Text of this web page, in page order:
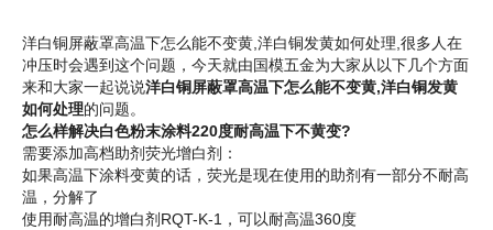
洋白铜屏蔽罩高温下怎么能不变黄,洋白铜发黄如何处理,很多人在
冲压时会遇到这个问题，今天就由国模五金为大家从以下几个方面
来和大家一起说说洋白铜屏蔽罩高温下怎么能不变黄,洋白铜发黄
如何处理的问题。
怎么样解决白色粉末涂料220度耐高温下不黄变?
需要添加高档助剂荧光增白剂：
如果高温下涂料变黄的话，荧光是现在使用的助剂有一部分不耐高
温，分解了
使用耐高温的增白剂RQT-K-1，可以耐高温360度